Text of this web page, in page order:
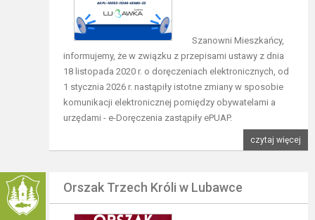
Szanowni Mieszkańcy,
informujemy, że w związku z przepisami ustawy z dnia
18 listopada 2020 r. o doręczeniach elektronicznych, od
1 stycznia 2026 r. nastąpiły istotne zmiany w sposobie
komunikacji elektronicznej pomiędzy obywatelami a
urzędami - e-Doręczenia zastąpiły ePUAP.
czytaj więcej
Orszak Trzech Króli w Lubawce